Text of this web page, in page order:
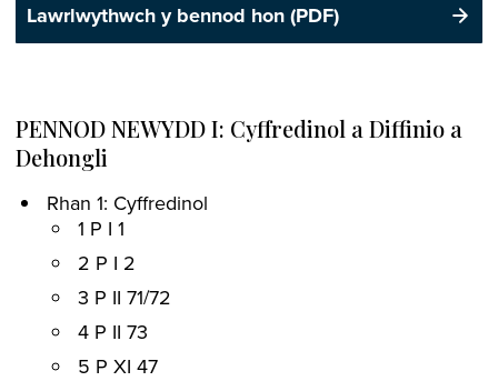
Lawrlwythwch y bennod hon (PDF)
PENNOD NEWYDD I: Cyffredinol a Diffinio a
Dehongli
Rhan 1: Cyffredinol
1 P I 1
2 P I 2
3 P II 71/72
4 P II 73
5 P XI 47